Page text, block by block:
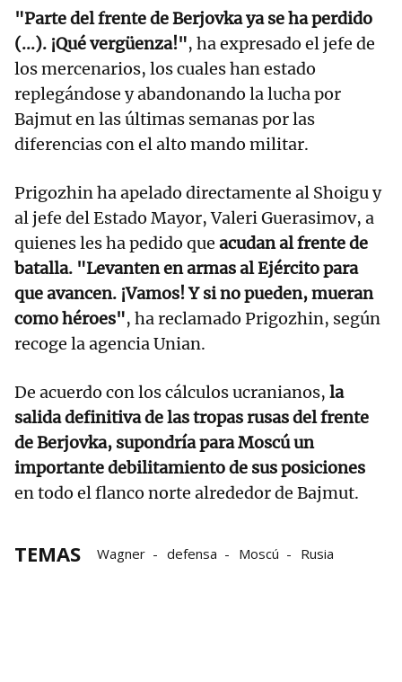
"Parte del frente de Berjovka ya se ha perdido
(...). ¡Qué vergüenza!", ha expresado el jefe de
los mercenarios, los cuales han estado
replegándose y abandonando la lucha por
Bajmut en las últimas semanas por las
diferencias con el alto mando militar.
Prigozhin ha apelado directamente al Shoigu y
al jefe del Estado Mayor, Valeri Guerasimov, a
quienes les ha pedido que acudan al frente de
batalla. "Levanten en armas al Ejército para
que avancen. ¡Vamos! Y si no pueden, mueran
como héroes", ha reclamado Prigozhin, según
recoge la agencia Unian.
De acuerdo con los cálculos ucranianos, la
salida definitiva de las tropas rusas del frente
de Berjovka, supondría para Moscú un
importante debilitamiento de sus posiciones
en todo el flanco norte alrededor de Bajmut.
TEMAS Wagner defensa Moscú Rusia